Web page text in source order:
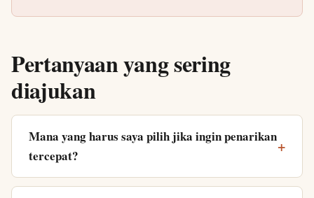
Pertanyaan yang sering
diajukan
Mana yang harus saya pilih jika ingin penarikan
tercepat?